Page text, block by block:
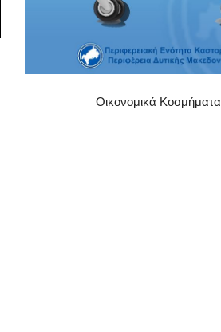
Οικονομικά Κοσμήματα